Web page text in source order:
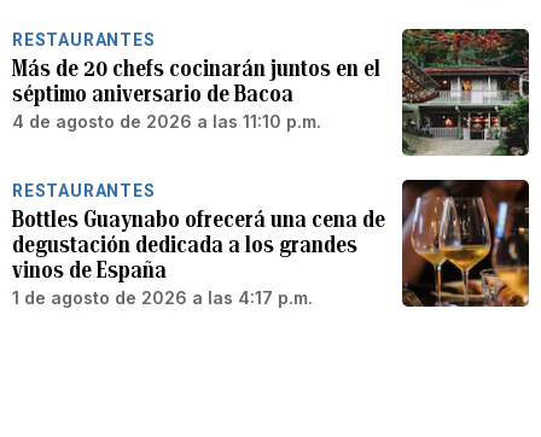
RESTAURANTES
Más de 20 chefs cocinarán juntos en el
séptimo aniversario de Bacoa
4 de agosto de 2026 a las 11:10 p.m.
RESTAURANTES
Bottles Guaynabo ofrecerá una cena de
degustación dedicada a los grandes
vinos de España
1 de agosto de 2026 a las 4:17 p.m.